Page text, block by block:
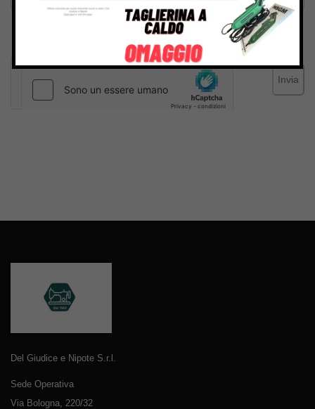
Inviando il messaggio confermo di aver letto e accettato
del sito web
Invia
Del Giudice e Nipote S.r.l.
Sede Operativa
Via Bologna, 220/32